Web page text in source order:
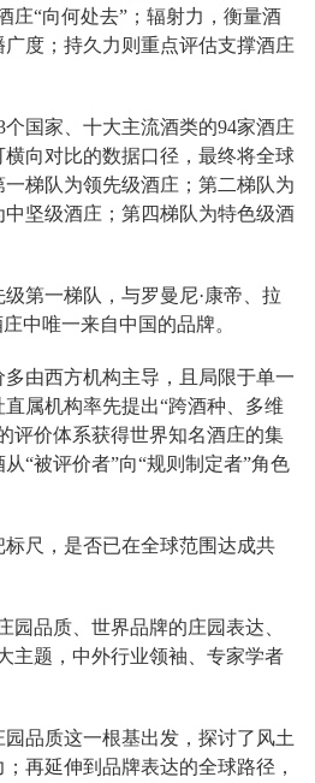
庄“向何处去”；辐射力，衡量酒
度；持久力则重点评估支撑酒庄
国家、十大主流酒类的94家酒庄
向对比的数据口径，最终将全球
梯队为领先级酒庄；第二梯队为
坚级酒庄；第四梯队为特色级酒
第一梯队，与罗曼尼·康帝、拉
中唯一来自中国的品牌。
由西方机构主导，且局限于单一
属机构率先提出“跨酒种、多维
评价体系获得世界知名酒庄的集
“被评价者”向“规则制定者”角色
尺，是否已在全球范围达成共
园品质、世界品牌的庄园表达、
主题，中外行业领袖、专家学者
品质这一根基出发，探讨了风土
再延伸到品牌表达的全球路径，